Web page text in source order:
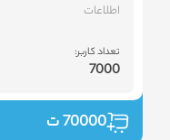
اطلاعات
تعداد کاربر:
7000
70000ت